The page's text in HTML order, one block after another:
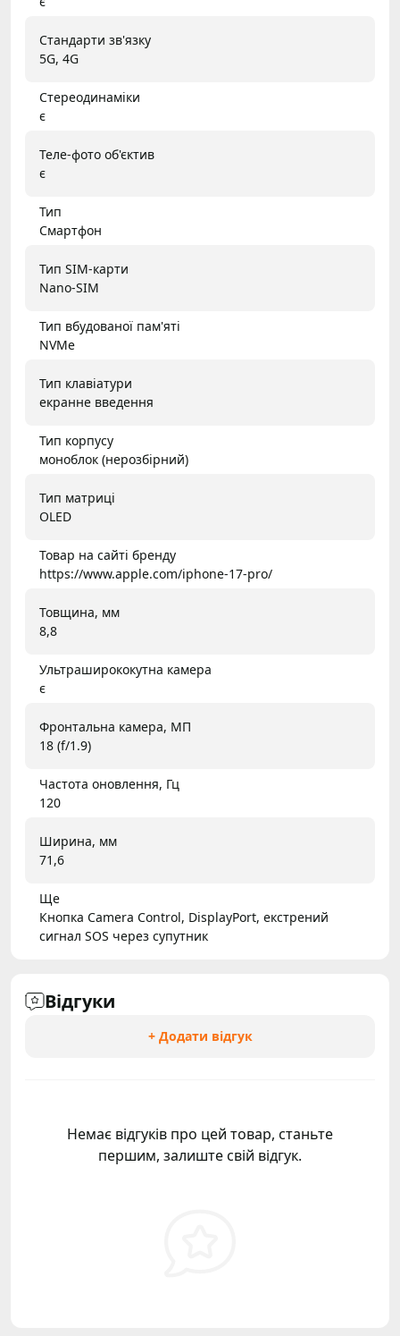
Стандарти зв'язку
5G, 4G
Стереодинаміки
є
Теле-фото об'єктив
є
Тип
Смартфон
Тип SIM-карти
Nano-SIM
Тип вбудованої пам'яті
NVMe
Тип клавіатури
екранне введення
Тип корпусу
моноблок (нерозбірний)
Тип матриці
OLED
Товар на сайті бренду
https://www.apple.com/iphone-17-pro/
Товщина, мм
8,8
Ультраширококутна камера
є
Фронтальна камера, МП
18 (f/1.9)
Частота оновлення, Гц
120
Ширина, мм
71,6
Ще
Кнопка Camera Control, DisplayPort, екстрений
сигнал SOS через супутник
Відгуки
+ Додати відгук
Немає відгуків про цей товар, станьте
першим, залиште свій відгук.